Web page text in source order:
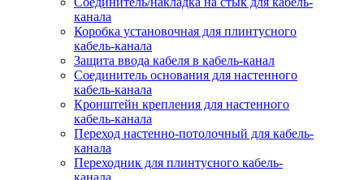
канала
Коробка установочная для плинтусного
кабель-канала
Защита ввода кабеля в кабель-канал
Соединитель основания для настенного
кабель-канала
Кронштейн крепления для настенного
кабель-канала
Переход настенно-потолочный для кабель-
канала
Переходник для плинтусного кабель-
канала